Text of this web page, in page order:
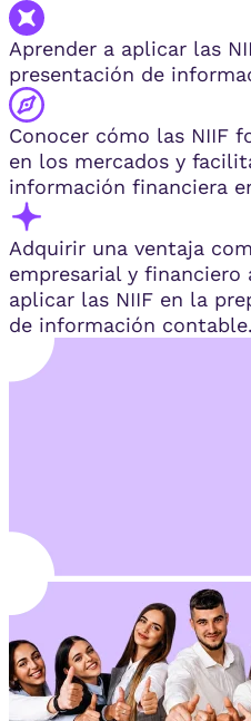
Aprender a aplicar las
presentación de
Conocer cómo las NIIF
en los mercados y
información financiera
Adquirir una ventaja
empresarial y financiero
aplicar las NIIF en la
de información contable.